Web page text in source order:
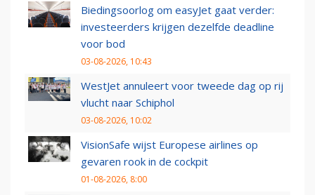
Biedingsoorlog om easyJet gaat verder:
investeerders krijgen dezelfde deadline
voor bod
03-08-2026, 10:43
WestJet annuleert voor tweede dag op rij
vlucht naar Schiphol
03-08-2026, 10:02
VisionSafe wijst Europese airlines op
gevaren rook in de cockpit
01-08-2026, 8:00